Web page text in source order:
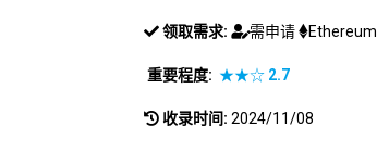
领取需求: 需申请 Ethereum
重要程度: ★★☆ 2.7
收录时间: 2024/11/08